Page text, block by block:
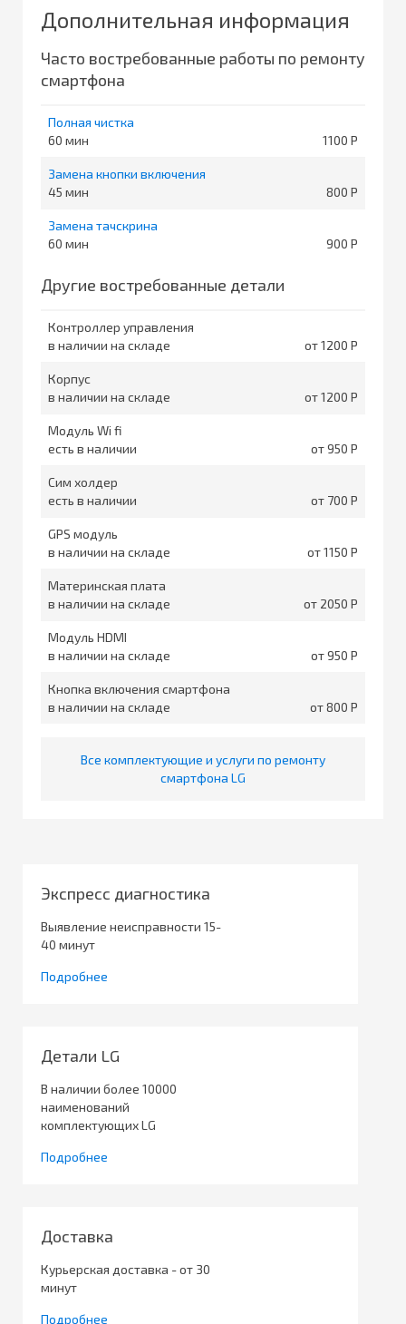
Дополнительная информация
Часто востребованные работы по ремонту
смартфона
Полная чистка
60
1100
Замена кнопки включения
45
800
Замена тачскрина
60
900
Другие востребованные детали
Контроллер управления
в наличии на складе
от 1200
Корпус
в наличии на складе
от 1200
Модуль Wi fi
есть в наличии
от 950
Сим холдер
есть в наличии
от 700
GPS модуль
в наличии на складе
от 1150
Материнская плата
в наличии на складе
от 2050
Модуль HDMI
в наличии на складе
от 950
Кнопка включения смартфона
в наличии на складе
от 800
Все комплектующие и услуги по ремонту
смартфона LG
Экспресс диагностика
Выявление неисправности 15-
40 минут
Подробнее
Детали LG
В наличии более 10000
наименований
комплектующих LG
Подробнее
Доставка
Курьерская доставка - от 30
минут
Подробнее